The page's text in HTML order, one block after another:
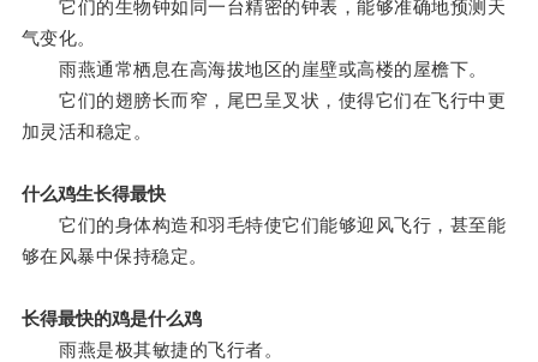
它们的生物钟如同一台精密的钟表，能够准确地预测天
气变化。
雨燕通常栖息在高海拔地区的崖壁或高楼的屋檐下。
它们的翅膀长而窄，尾巴呈叉状，使得它们在飞行中更
加灵活和稳定。
什么鸡生长得最快
它们的身体构造和羽毛特使它们能够迎风飞行，甚至能
够在风暴中保持稳定。
长得最快的鸡是什么鸡
雨燕是极其敏捷的飞行者。